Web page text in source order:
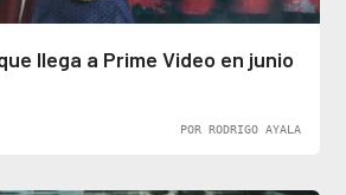
llega a Prime Video en junio
POR RODRIGO AYALA